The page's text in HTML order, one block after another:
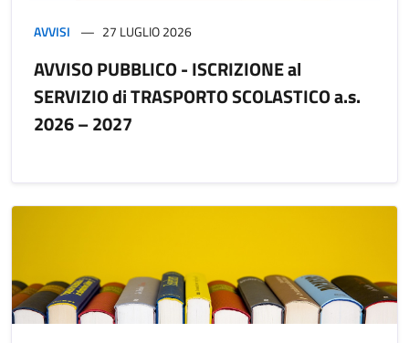
AVVISI 27 LUGLIO 2026
AVVISO PUBBLICO - ISCRIZIONE al
SERVIZIO di TRASPORTO SCOLASTICO a.s.
2026 – 2027